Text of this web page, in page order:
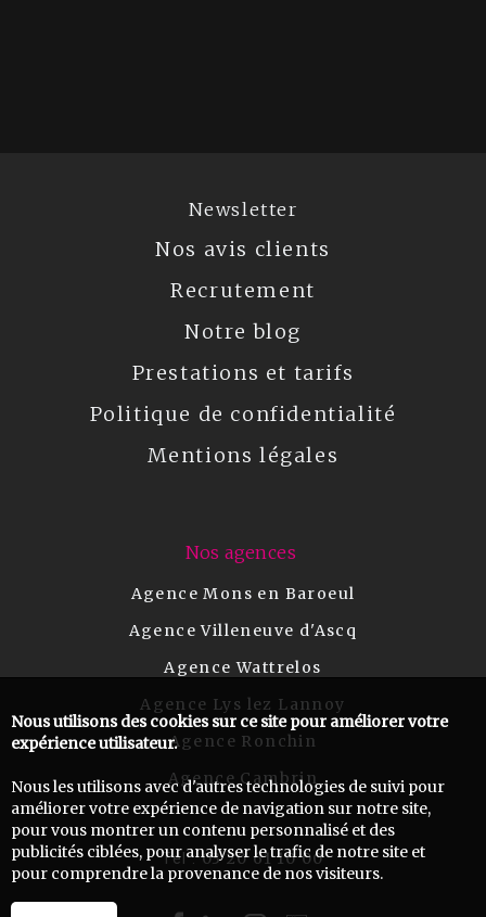
Newsletter
Nos avis clients
Recrutement
Notre blog
Prestations et tarifs
Politique de confidentialité
Mentions légales
Nos agences
Agence Mons en Baroeul
Agence Villeneuve d'Ascq
Agence Wattrelos
Agence Lys lez Lannoy
Agence Ronchin
Agence Cambrin
Tel :03 20 61 10 00
Nous utilisons des cookies sur ce site pour améliorer votre
expérience utilisateur.
Nous les utilisons avec d'autres technologies de suivi pour
améliorer votre expérience de navigation sur notre site,
pour vous montrer un contenu personnalisé et des
publicités ciblées, pour analyser le trafic de notre site et
pour comprendre la provenance de nos visiteurs.